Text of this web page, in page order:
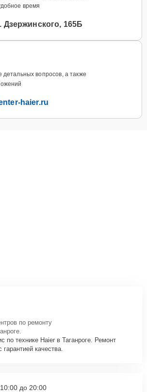
время
Дзержинского, 165Б
детальных вопросов, а также
haier.ru
по ремонту
по технике Haier в Таганроге. Ремонт
качества.
до 20:00